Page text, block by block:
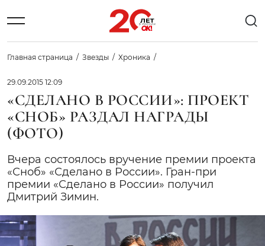
Главная страница Звезды Хроника
29.09.2015 12:09
«СДЕЛАНО В РОССИИ»: ПРОЕКТ
«СНОБ» РАЗДАЛ НАГРАДЫ
(ФОТО)
Вчера состоялось вручение премии проекта
«Сноб» «Сделано в России». Гран-при
премии «Сделано в России» получил
Дмитрий Зимин.